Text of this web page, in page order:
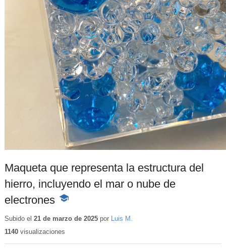
Maqueta que representa la estructura del
hierro, incluyendo el mar o nube de
electrones -
educativo
Subido el 21 de marzo de 2025por
Luis M.
1140visualizaciones